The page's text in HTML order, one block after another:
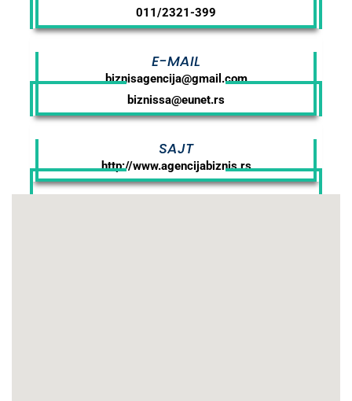
011/2321-399
E-MAIL
biznisagencija@gmail.com
biznissa@eunet.rs
SAJT
http://www.agencijabiznis.rs